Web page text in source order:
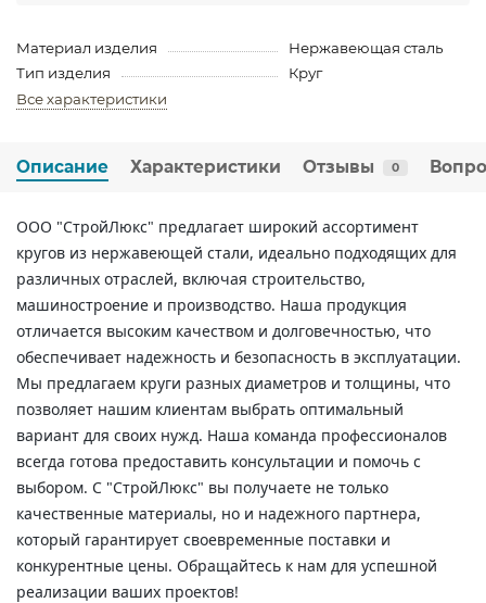
Материал изделия
Нержавеющая сталь
Тип изделия
Круг
Все характеристики
Описание Характеристики Отзывы 0
ООО "СтройЛюкс" предлагает широкий ассортимент
кругов из нержавеющей стали, идеально подходящих для
различных отраслей, включая строительство,
машиностроение и производство. Наша продукция
отличается высоким качеством и долговечностью, что
обеспечивает надежность и безопасность в эксплуатации.
Мы предлагаем круги разных диаметров и толщины, что
позволяет нашим клиентам выбрать оптимальный
вариант для своих нужд. Наша команда профессионалов
всегда готова предоставить консультации и помочь с
выбором. С "СтройЛюкс" вы получаете не только
качественные материалы, но и надежного партнера,
который гарантирует своевременные поставки и
конкурентные цены. Обращайтесь к нам для успешной
реализации ваших проектов!